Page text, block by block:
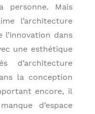
personne. Mais
l’architecture
dans
une esthétique
d’architecture
la conception
encore, il
d’espace